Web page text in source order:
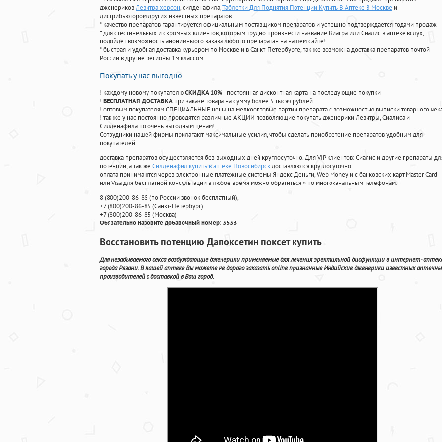
дженериковЛевитра херсон, силденафила,Таблетки Для Поднятия Потенции Купить В Аптеке В Москве и
дистрибьютором других известных препаратов
* качество препаратов гарантируется официальным поставщиком препаратов и успешно подтверждается годами продаж
* для стестинельных и скромных клиентов, которым трудно произнести название Виагра или Сиалис в аптеке вслух,
подойдет возможность анонимныого заказа любого препаратан на нашем сайте!
* быстрая и удобная доставка курьером по Москве и в Санкт-Петербурге, так же возможна доставка препаратов почтой
России в другие регионы 1м классом
Покупать у нас выгодно
! каждому новому покупателюСКИДКА 10%- постоянная дисконтная карта на последующие покупки
! БЕСПЛАТНАЯ ДОСТАВКА при заказе товара на сумму более 5 тысяч рублей
! оптовым покупателям СПЕЦИАЛЬНЫЕ цены на мелкооптовые партии препарата с возможностью выписки товарного
! так же у нас постоянно проводятся различные АКЦИИ позволяющие покупать дженерики Левитры, Сиалиса и
Силденафила по очень выгодным ценам!
Cотрудники нашей фирмы прилагают максимальные усилия, чтобы сделать приобретение препаратов удобным для
покупателей
доставка препаратов осуществляется без выходных дней круглосуточно. Для VIP клиентов: Сиалис и другие препараты
потенции, а так же Силденафил купить в аптеке Новосибирскдоставляются круглосуточно
оплата принимаются через электронные платежные системы Яндекс Деньги, Web Money и с банковских карт Master Card
или Visa для бесплатной консультации в любое время можно обратиться» по многоканальным телефонам:
8(800)200-86-85 (по России звонок бесплатный),
+7(800)200-86-85 (Санкт-Петербург)
+7(800)200-86-85 (Москва)
Обязательно назовите добавочный номер: 3533
Восстановить потенцию Дапоксетин поксет купить
Для незабываемого секса возбуждающие дженерики применяемые для лечения эректильной дисфункции в интернет-
города Рязани. В нашей аптеке Вы можете не дорого заказать online признанные Индийские дженерики известных
производителей с доставкой в Ваш город.